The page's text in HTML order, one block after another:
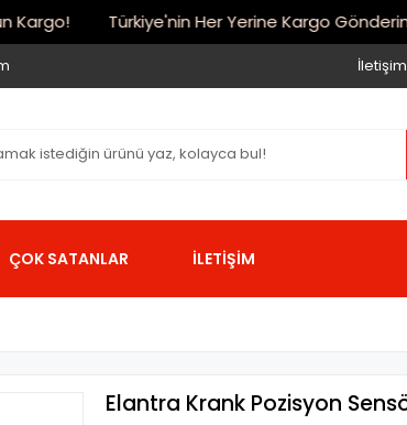
Türkiye'nin Her Yerine Kargo
İletişim
ÇOK SATANLAR İLETİŞİM
Elantra Krank Pozisyon